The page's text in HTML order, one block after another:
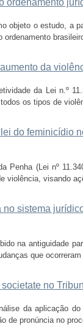
ordenamento
objeto o estudo, a
da
da Lei n.º
os tipos de
do feminicídio
Penha (Lei nº
violência, visando
sistema
na antiguidade
que
no
da aplicação
de pronúncia no